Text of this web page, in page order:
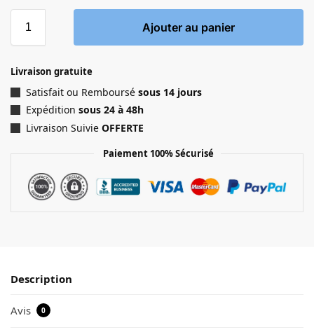
Ajouter au panier
Livraison gratuite
Satisfait ou Remboursé sous 14 jours
Expédition sous 24 à 48h
Livraison Suivie OFFERTE
Paiement 100% Sécurisé
Description
Avis 0